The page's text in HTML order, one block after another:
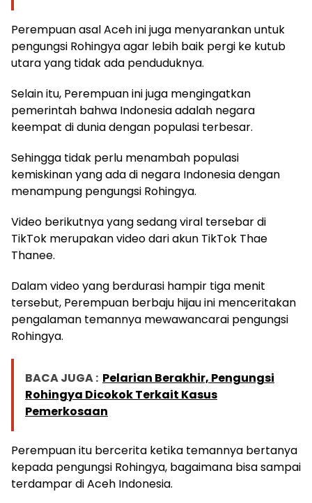
Perempuan asal Aceh ini juga menyarankan untuk
pengungsi Rohingya agar lebih baik pergi ke kutub
utara yang tidak ada penduduknya.
Selain itu, Perempuan ini juga mengingatkan
pemerintah bahwa Indonesia adalah negara
keempat di dunia dengan populasi terbesar.
Sehingga tidak perlu menambah populasi
kemiskinan yang ada di negara Indonesia dengan
menampung pengungsi Rohingya.
Video berikutnya yang sedang viral tersebar di
TikTok merupakan video dari akun TikTok Thae
Thanee.
Dalam video yang berdurasi hampir tiga menit
tersebut, Perempuan berbaju hijau ini menceritakan
pengalaman temannya mewawancarai pengungsi
Rohingya.
BACA JUGA : Pelarian Berakhir, Pengungsi
Rohingya Dicokok Terkait Kasus
Pemerkosaan
Perempuan itu bercerita ketika temannya bertanya
kepada pengungsi Rohingya, bagaimana bisa sampai
terdampar di Aceh Indonesia.